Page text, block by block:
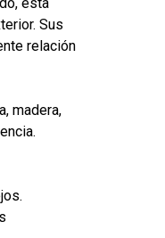
Sus
relación
madera,